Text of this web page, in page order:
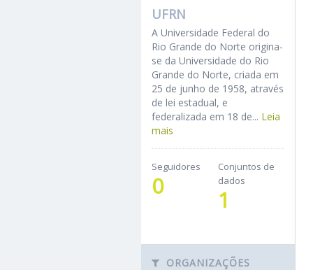
UFRN
A Universidade Federal do
Rio Grande do Norte origina-
se da Universidade do Rio
Grande do Norte, criada em
25 de junho de 1958, através
de lei estadual, e
federalizada em 18 de... Leia
mais
Seguidores
0
Conjuntos de
dados
1
ORGANIZAÇÕES